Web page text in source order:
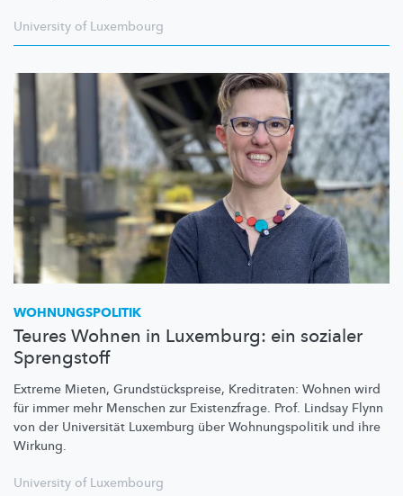
University of Luxembourg
WOHNUNGSPOLITIK
Teures Wohnen in Luxemburg: ein sozialer
Sprengstoff
Extreme Mieten, Grundstückspreise, Kreditraten: Wohnen wird
für immer mehr Menschen zur Existenzfrage. Prof. Lindsay Flynn
von der Universität Luxemburg über Wohnungspolitik und ihre
Wirkung.
University of Luxembourg